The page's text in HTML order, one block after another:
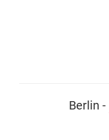
Berlin -